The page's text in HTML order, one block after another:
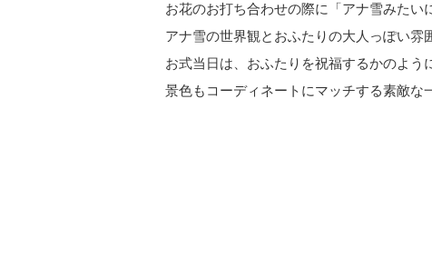
お花のお打ち合わせの際に「アナ雪みたい
アナ雪の世界観とおふたりの大人っぽい
お式当日は、おふたりを祝福するかのよう
景色もコーディネートにマッチする素敵な